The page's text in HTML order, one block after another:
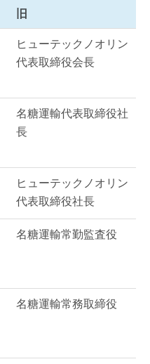
旧
ヒューテックノオリン
代表取締役会長
名糖運輸代表取締役社
長
ヒューテックノオリン
代表取締役社長
名糖運輸常勤監査役
名糖運輸常務取締役